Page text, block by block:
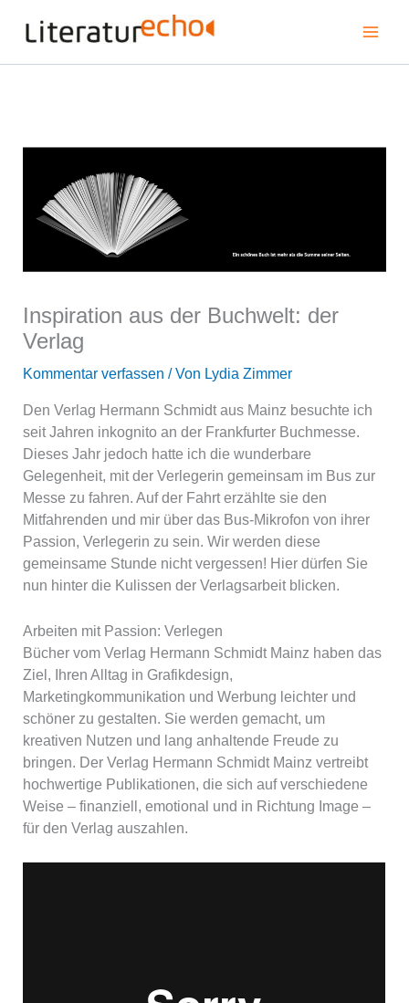
Inspiration aus der Buchwelt: der
Verlag
Kommentar verfassen / Von Lydia Zimmer
Den Verlag Hermann Schmidt aus Mainz besuchte ich
seit Jahren inkognito an der Frankfurter Buchmesse.
Dieses Jahr jedoch hatte ich die wunderbare
Gelegenheit, mit der Verlegerin gemeinsam im Bus zur
Messe zu fahren. Auf der Fahrt erzählte sie den
Mitfahrenden und mir über das Bus-Mikrofon von ihrer
Passion, Verlegerin zu sein. Wir werden diese
gemeinsame Stunde nicht vergessen! Hier dürfen Sie
nun hinter die Kulissen der Verlagsarbeit blicken.
Arbeiten mit Passion: Verlegen
Bücher vom Verlag Hermann Schmidt Mainz haben das
Ziel, Ihren Alltag in Grafikdesign,
Marketingkommunikation und Werbung leichter und
schöner zu gestalten. Sie werden gemacht, um
kreativen Nutzen und lang anhaltende Freude zu
bringen. Der Verlag Hermann Schmidt Mainz vertreibt
hochwertige Publikationen, die sich auf verschiedene
Weise – finanziell, emotional und in Richtung Image –
für den Verlag auszahlen.